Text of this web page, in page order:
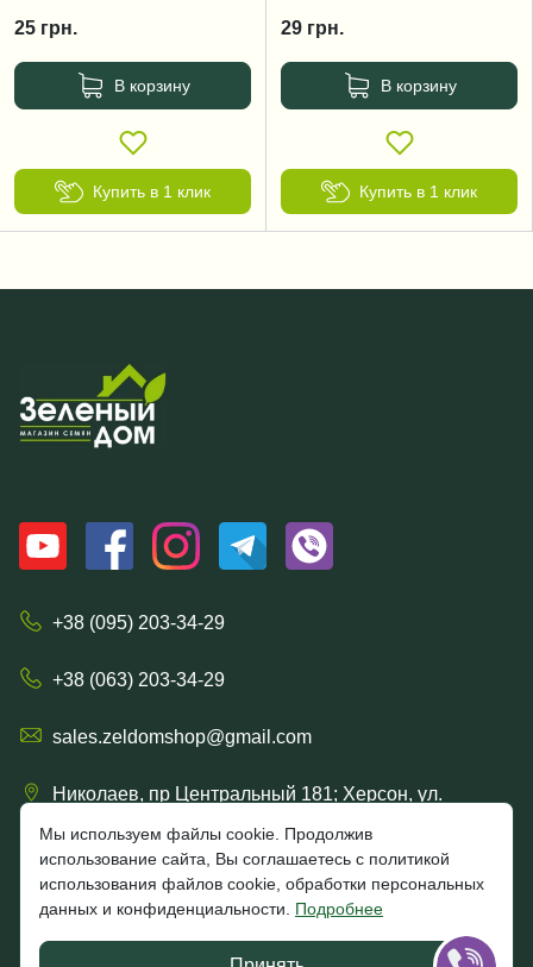
25 грн.
В корзину
Купить в 1 клик
29 грн.
В корзину
Купить в 1 клик
+38 (095) 203-34-29
+38 (063) 203-34-29
sales.zeldomshop@gmail.com
Николаев, пр Центральный 181; Херсон, ул.
4.7★★★★★
★★★★★
Мы используем файлы cookie. Продолжив
использование сайта, Вы соглашаетесь с политикой
использования файлов cookie, обработки персональных
данных и конфиденциальности.
Подробнее